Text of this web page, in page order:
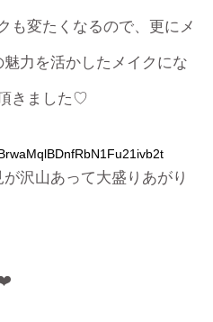
も変たくなるので、更にメ
力を活かしたメイクにな
きました♡
沢山あって大盛りあがり